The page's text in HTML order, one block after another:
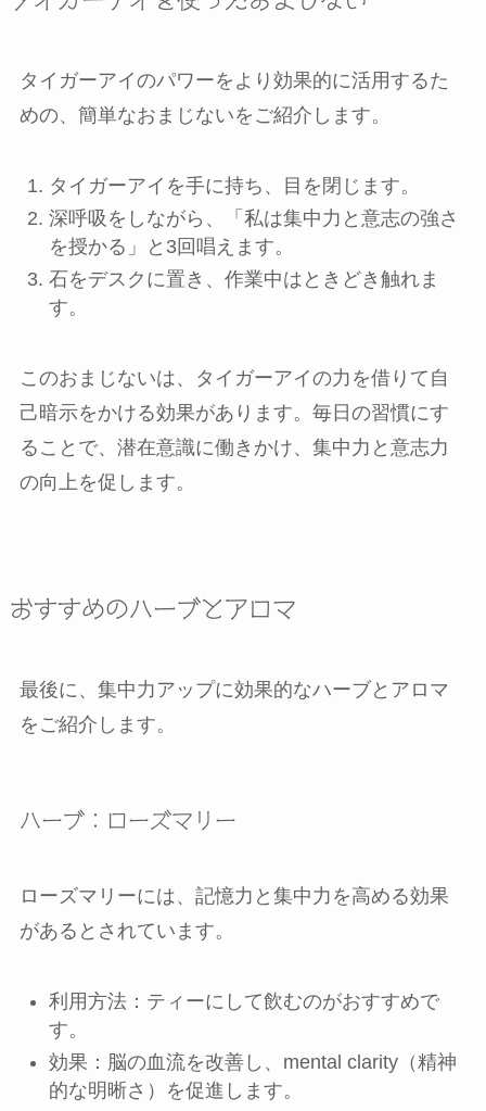
タイガーアイのパワーをより効果的に活用するた
めの、簡単なおまじないをご紹介します。
タイガーアイを手に持ち、目を閉じます。
深呼吸をしながら、「私は集中力と意志の強さ
を授かる」と3回唱えます。
石をデスクに置き、作業中はときどき触れま
す。
このおまじないは、タイガーアイの力を借りて自
己暗示をかける効果があります。毎日の習慣にす
ることで、潜在意識に働きかけ、集中力と意志力
の向上を促します。
おすすめのハーブとアロマ
最後に、集中力アップに効果的なハーブとアロマ
をご紹介します。
ハーブ：ローズマリー
ローズマリーには、記憶力と集中力を高める効果
があるとされています。
利用方法：ティーにして飲むのがおすすめで
す。
効果：脳の血流を改善し、mental clarity（精神
的な明晰さ）を促進します。